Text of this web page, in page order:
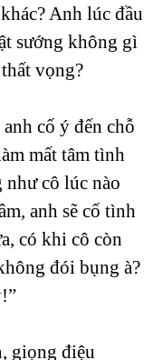
Anh lúc đầu
sướng không gì
vọng?
cố ý đến chỗ
mất tâm tình
như cô lúc nào
anh sẽ cố tình
có khi cô còn
đói bụng à?
giọng điệu